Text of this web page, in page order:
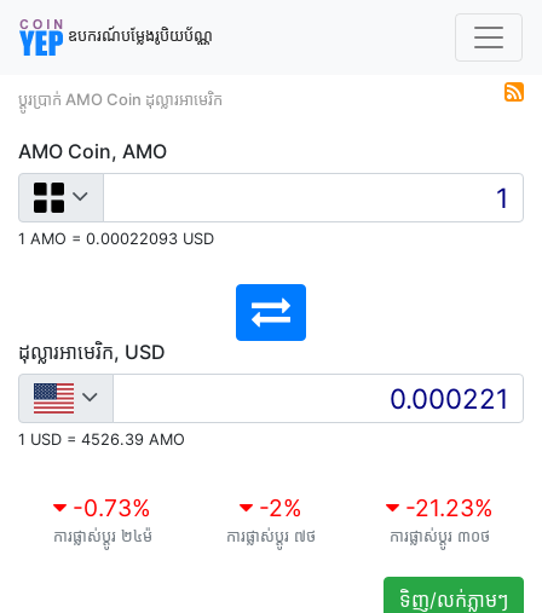
ឧបករណ៍បម្លែងរូបិយប័ណ្ណ
ប្តូរប្រាក់ AMO Coin ដុល្លារអាមេរិក
AMO Coin, AMO
1 AMO = 0.00022093 USD
ដុល្លារអាមេរិក, USD
1 USD = 4526.39 AMO
-0.73%
ការផ្លាស់ប្តូរ ២៤ម៉
-2%
ការផ្លាស់ប្តូរ ៧ថ
-21.23%
ការផ្លាស់ប្តូរ ៣០ថ
ទិញ/លក់ភ្លាមៗ